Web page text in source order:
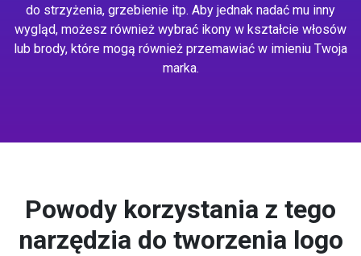
do strzyżenia, grzebienie itp. Aby jednak nadać mu inny
wygląd, możesz również wybrać ikony w kształcie włosów
lub brody, które mogą również przemawiać w imieniu Twoja
marka.
Powody korzystania z tego
narzędzia do tworzenia logo